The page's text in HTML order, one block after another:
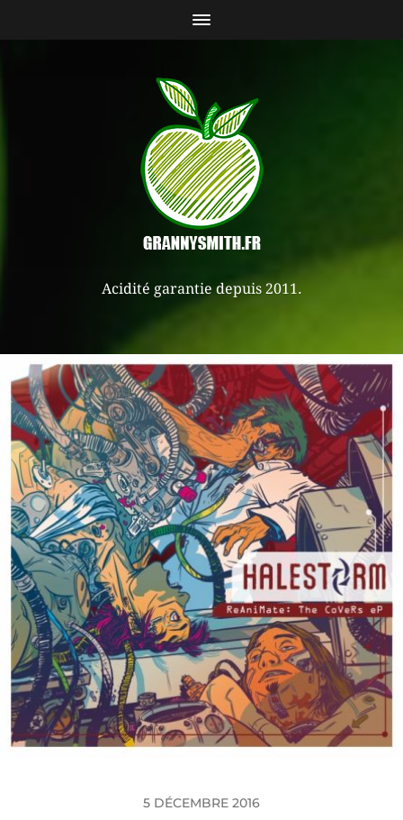
Acidité garantie depuis 2011.
5 DÉCEMBRE 2016